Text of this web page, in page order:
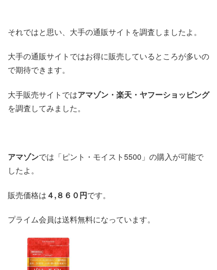
それではと思い、大手の通販サイトを調査しましたよ。
大手の通販サイトではお得に販売しているところが多いの
で期待できます。
大手販売サイトではアマゾン・楽天・ヤフーショッピング
を調査してみました。
アマゾンでは「ピント・モイスト5500」の購入が可能で
したよ。
販売価格は４,８６０円です。
プライム会員は送料無料になっています。